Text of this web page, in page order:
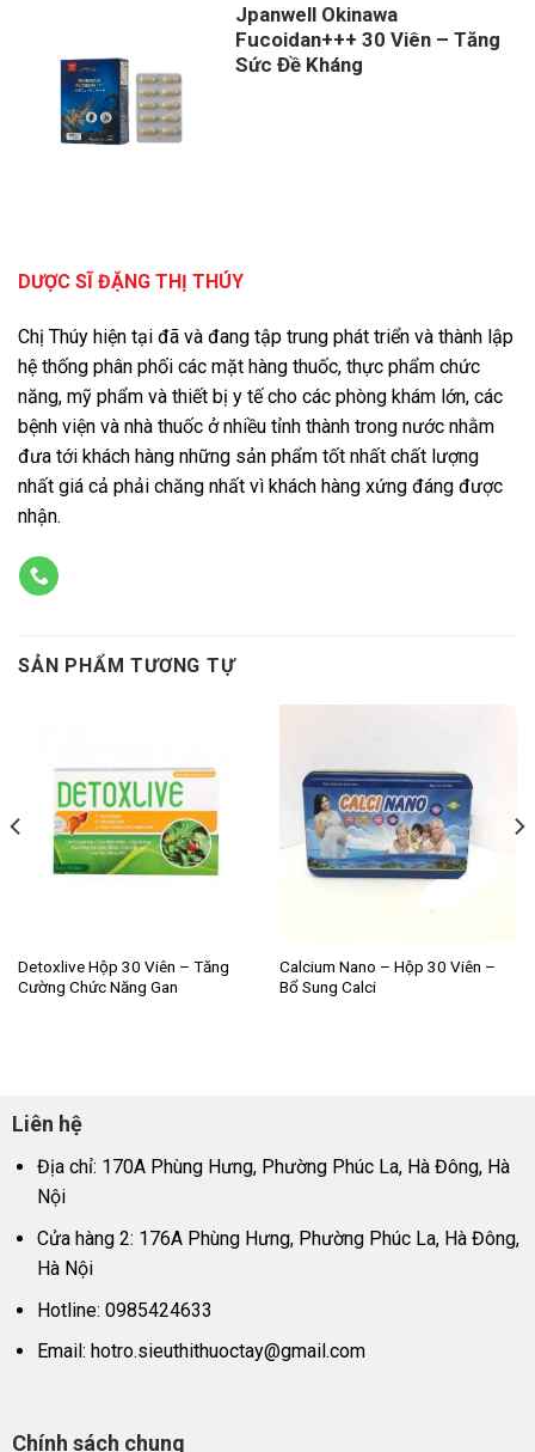
Jpanwell Okinawa
Fucoidan+++ 30 Viên – Tăng
Sức Đề Kháng
DƯỢC SĨ ĐẶNG THỊ THÚY
Chị Thúy hiện tại đã và đang tập trung phát triển và thành lập
hệ thống phân phối các mặt hàng thuốc, thực phẩm chức
năng, mỹ phẩm và thiết bị y tế cho các phòng khám lớn, các
bệnh viện và nhà thuốc ở nhiều tỉnh thành trong nước nhằm
đưa tới khách hàng những sản phẩm tốt nhất chất lượng
nhất giá cả phải chăng nhất vì khách hàng xứng đáng được
nhận.
SẢN PHẨM TƯƠNG TỰ
Detoxlive Hộp 30 Viên – Tăng
Cường Chức Năng Gan
Calcium Nano – Hộp 30 Viên –
Bổ Sung Calci
Liên hệ
Địa chỉ: 170A Phùng Hưng, Phường Phúc La, Hà Đông, Hà
Nội
Cửa hàng 2: 176A Phùng Hưng, Phường Phúc La, Hà Đông,
Hà Nội
Hotline: 0985424633
Email: hotro.sieuthithuoctay@gmail.com
Chính sách chung